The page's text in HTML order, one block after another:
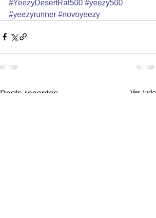
#YeezyDesertRat500 #yeezy500
#yeezyrunner #novoyeezy
Posts recentes Ver tudo